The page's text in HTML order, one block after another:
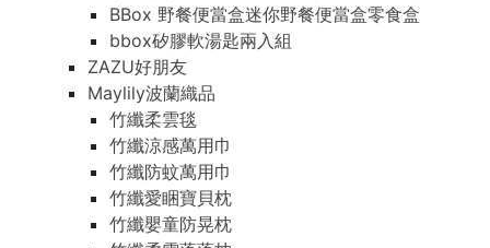
BBox 野餐便當盒迷你野餐便當盒零食盒
bbox矽膠軟湯匙兩入組
ZAZU好朋友
Maylily波蘭織品
竹纖柔雲毯
竹纖涼感萬用巾
竹纖防蚊萬用巾
竹纖愛睏寶貝枕
竹纖嬰童防晃枕